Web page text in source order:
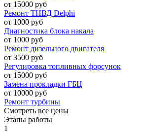
от 15000 руб
Ремонт ТНВД Delphi
от 1000 руб
Диагностика блока накала
от 1000 руб
Ремонт дизельного двигателя
от 3500 руб
Регулировка топливных форсунок
от 15000 руб
Замена прокладки ГБЦ
от 10000 руб
Ремонт турбины
Смотреть все цены
Этапы работы
1